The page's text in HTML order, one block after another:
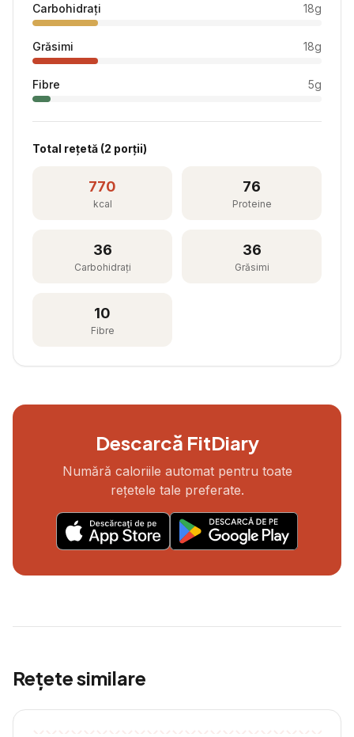
Carbohidrați 18g
Grăsimi 18g
Fibre 5g
Total rețetă (2 porții)
770
kcal
76
Proteine
36
Carbohidrați
36
Grăsimi
10
Fibre
Descarcă FitDiary
Numără caloriile automat pentru toate
rețetele tale preferate.
Rețete similare